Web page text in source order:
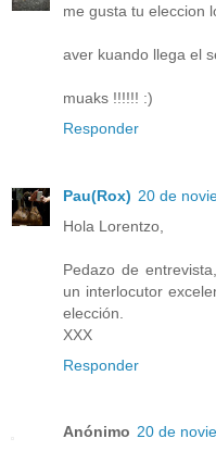
me gusta tu eleccion
aver kuando llega el
muaks !!!!!! :)
Responder
Pau(Rox) 20 de
Hola Lorentzo,
Pedazo de
un interlocutor
elección.
XXX
Responder
Anónimo 20 de